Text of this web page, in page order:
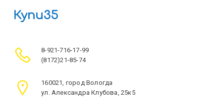
Купи35
8-921-716-17-99
(8172)21-85-74
160021, город Вологда
ул. Александра Клубова, 25к5